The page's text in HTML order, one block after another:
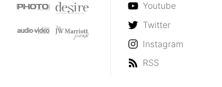
Youtube
Twitter
Instagram
RSS